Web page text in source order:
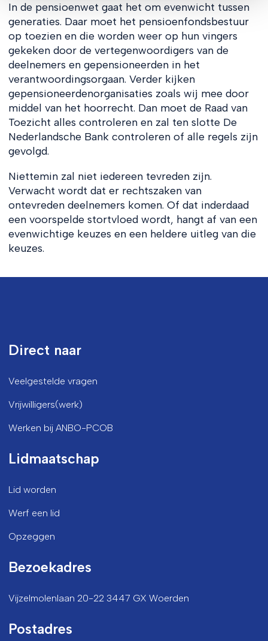
In de pensioenwet gaat het om evenwicht tussen
generaties. Daar moet het pensioenfondsbestuur
op toezien en die worden weer op hun vingers
gekeken door de vertegenwoordigers van de
deelnemers en gepensioneerden in het
verantwoordingsorgaan. Verder kijken
gepensioneerdenorganisaties zoals wij mee door
middel van het hoorrecht. Dan moet de Raad van
Toezicht alles controleren en zal ten slotte De
Nederlandsche Bank controleren of alle regels zijn
gevolgd.
Niettemin zal niet iedereen tevreden zijn.
Verwacht wordt dat er rechtszaken van
ontevreden deelnemers komen. Of dat inderdaad
een voorspelde stortvloed wordt, hangt af van een
evenwichtige keuzes en een heldere uitleg van die
keuzes.
Direct naar
Veelgestelde vragen
Vrijwilligers(werk)
Werken bij ANBO-PCOB
Lidmaatschap
Lid worden
Werf een lid
Opzeggen
Bezoekadres
Vijzelmolenlaan 20-22 3447 GX Woerden
Postadres